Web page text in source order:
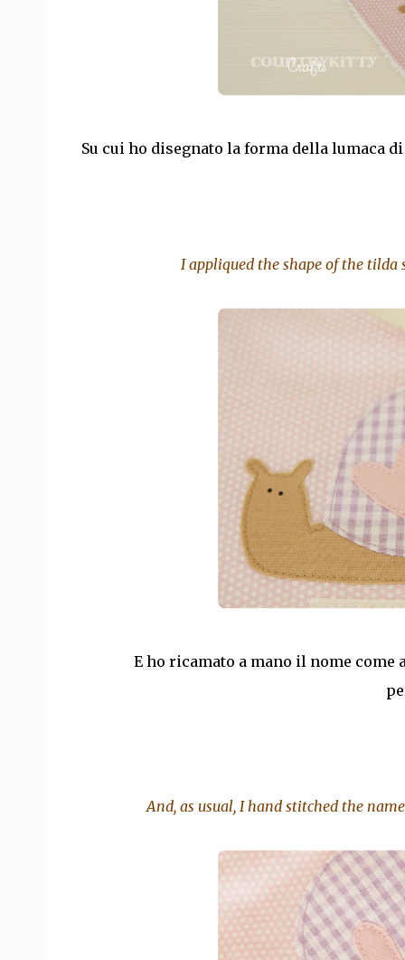
Su cui ho disegnato la forma della lumaca
I appliqued the shape of the
E ho ricamato a mano il nome
And, as usual, I hand stitched the